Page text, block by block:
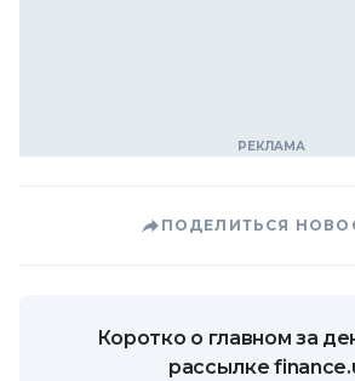
ПОДЕЛИТЬСЯ
Коротко о главном за
рассылке